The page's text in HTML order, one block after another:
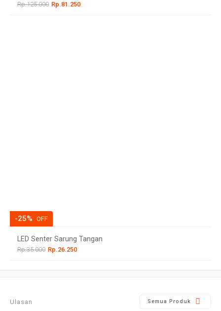
Rp.125.000 Rp.81.250
-25% OFF
LED Senter Sarung Tangan
Rp.35.000 Rp.26.250
Ulasan Semua Produk